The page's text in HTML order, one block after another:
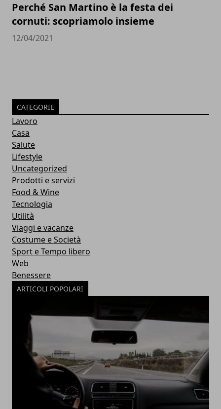
Perché San Martino è la festa dei
cornuti: scopriamolo insieme
12/04/2021
CATEGORIE
Lavoro
Casa
Salute
Lifestyle
Uncategorized
Prodotti e servizi
Food & Wine
Tecnologia
Utilità
Viaggi e vacanze
Costume e Società
Sport e Tempo libero
Web
Benessere
ARTICOLI POPOLARI